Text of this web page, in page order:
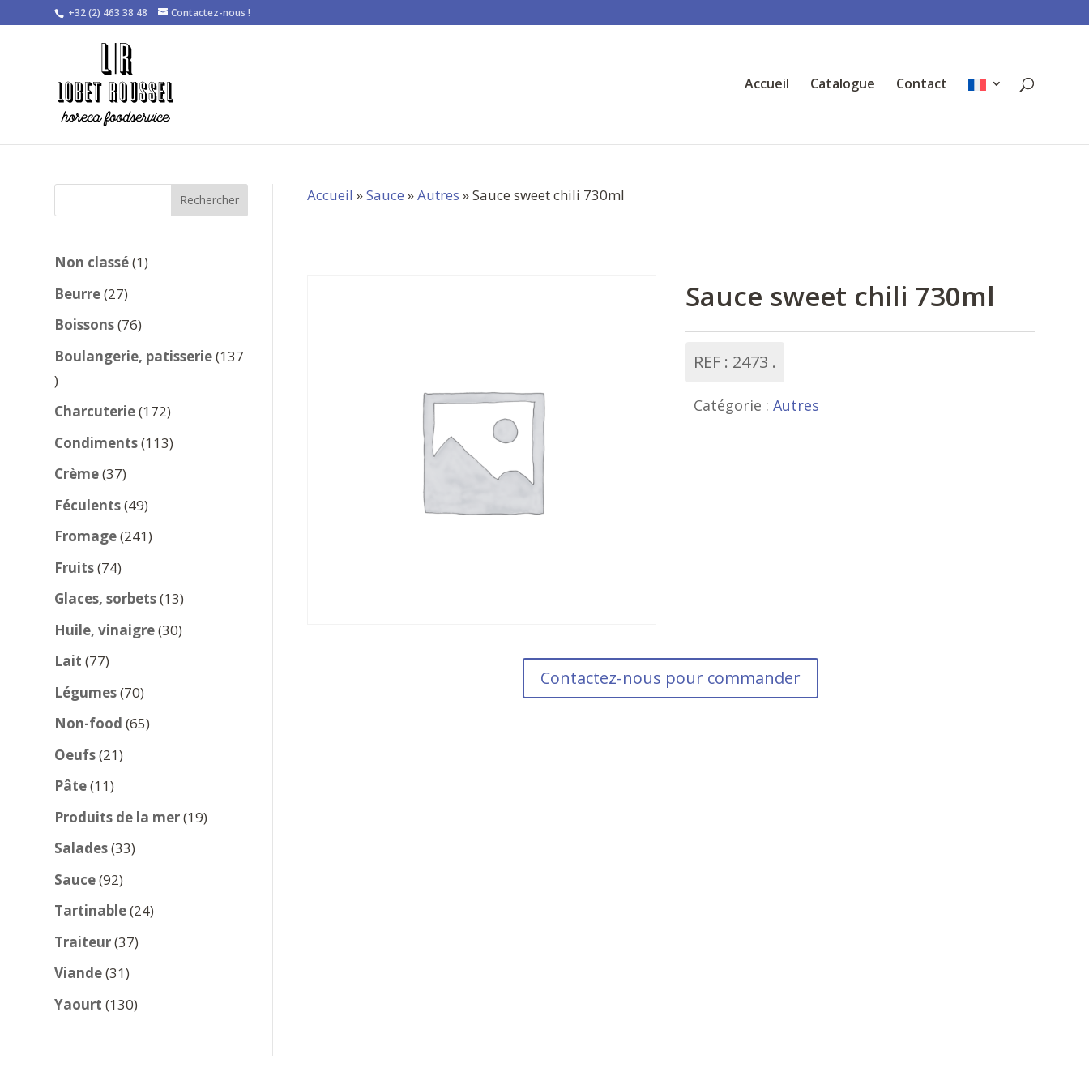
+32 (2) 463 38 48 Contactez-nous !
Accueil Catalogue Contact
Rechercher
Non classé 11
Beurre 2727
produits
Boissons 7676
produits
Boulangerie, patisserie 137
137
produits
Charcuterie 172172
produits
Condiments 113113
Crème 3737
produits
Féculents 4949
produits
Fromage 241241
Fruits 7474
produits
Glaces, sorbets 1313
produits
Huile, vinaigre 3030
Lait 7777
produits
Légumes 7070
produits
Non-food 6565
Oeufs 2121
Pâte 1111
produits
Produits de la mer 1919
Salades 3333
Sauce 9292
produits
Tartinable 2424
Traiteur 3737
Viande 3131
produits
Yaourt 130130
Accueil »Sauce »Autres » Sauce sweet chili 730ml
Sauce sweet chili 730ml
REF : 2473
Catégorie : Autres
Contactez-nous pour commander